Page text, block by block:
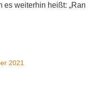
es weiterhin heißt: „Ran
2021